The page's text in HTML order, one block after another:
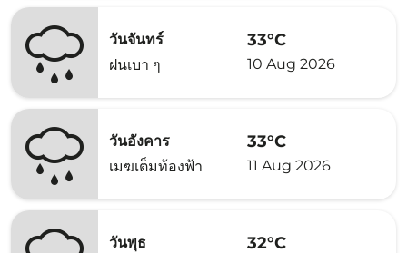
วันจันทร์
ฝนเบา ๆ
33°C
10 Aug 2026
วันอังคาร
เมฆเต็มท้องฟ้า
33°C
11 Aug 2026
วันพุธ
32°C